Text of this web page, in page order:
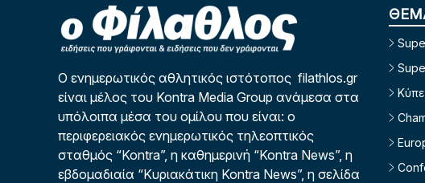
Ο ενημερωτικός αθλητικός ιστότοπος filathlos.gr
είναι μέλος του Kontra Media Group ανάμεσα στα
υπόλοιπα μέσα του ομίλου που είναι: ο
περιφερειακός ενημερωτικός τηλεοπτικός
σταθμός “Kontra”, η καθημερινή “Kontra News”, η
εβδομαδιαία “Κυριακάτικη Kontra News”, η σελίδα